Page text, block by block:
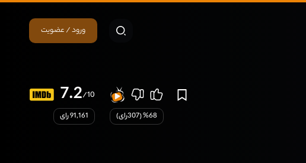
ورود / عضویت
7.2/10
91,161 رای 68
% (
307رای)